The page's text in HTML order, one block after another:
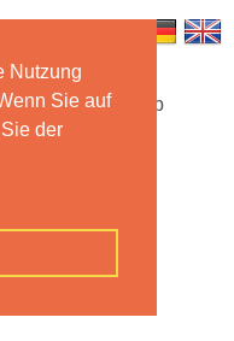
Nutzung
Sie auf
der
Mobile App